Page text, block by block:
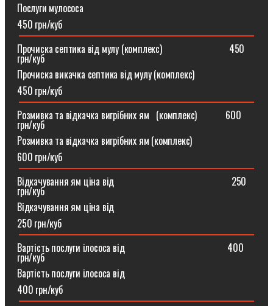
Послуги мулососа
450 грн/куб
Прочиска септика від мулу (комплекс) ⠀⠀⠀⠀⠀⠀⠀⠀⠀450
грн/куб
Прочиска викачка септика від мулу (комплекс)
450 грн/куб
Розмивка та відкачка вигрібних ям⠀(комплекс)⠀⠀⠀⠀600
грн/куб
Розмивка та відкачка вигрібних ям (комплекс)⠀
600 грн/куб
Відкачування ям ціна від ⠀⠀⠀⠀⠀⠀⠀⠀⠀⠀⠀⠀⠀⠀⠀⠀250
грн/куб
Відкачування ям ціна від
250 грн/куб
Вартість послуги ілососа від ⠀⠀⠀⠀⠀⠀⠀⠀⠀⠀⠀⠀⠀⠀400
грн/куб
Вартість послуги ілососа від
400 грн/куб